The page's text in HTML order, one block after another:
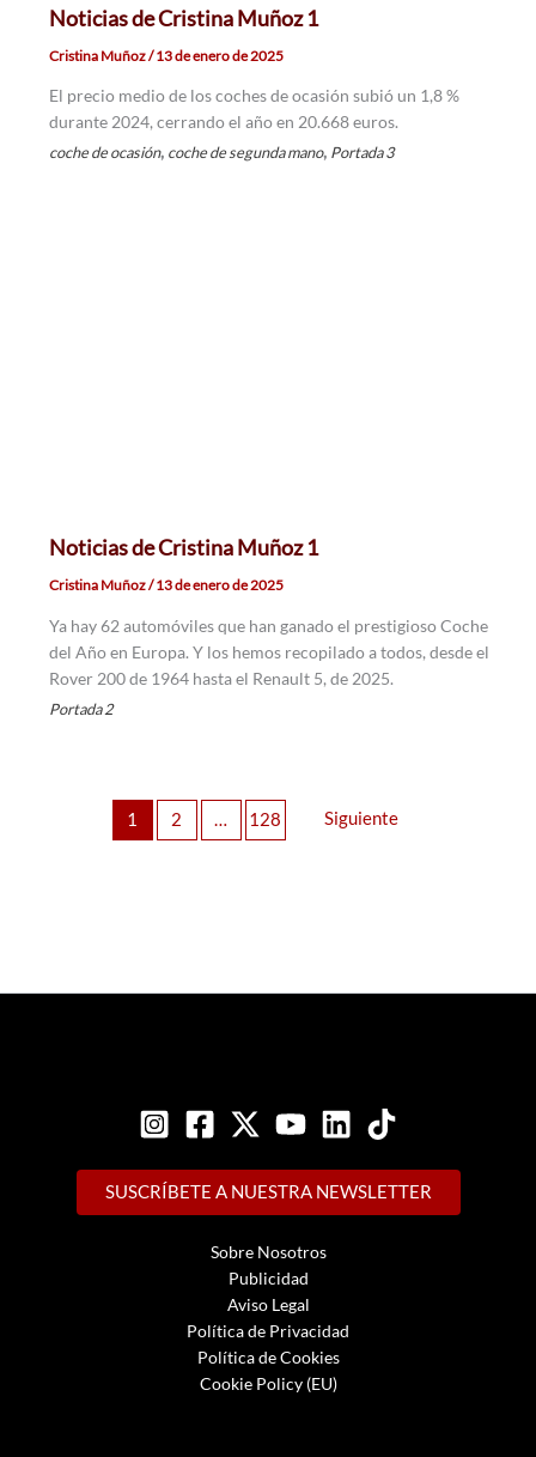
Noticias de Cristina Muñoz 1
Cristina Muñoz/13 de enero de 2025
El precio medio de los coches de ocasión subió un 1,8 %
durante 2024, cerrando el año en 20.668 euros.
coche de ocasión, coche de segunda mano, Portada 3
Noticias de Cristina Muñoz 1
Cristina Muñoz/13 de enero de 2025
Ya hay 62 automóviles que han ganado el prestigioso Coche
del Año en Europa. Y los hemos recopilado a todos, desde el
Rover 200 de 1964 hasta el Renault 5, de 2025.
Portada 2
1 2 … 128 Siguiente
SUSCRÍBETE A NUESTRA NEWSLETTER
Sobre Nosotros
Publicidad
Aviso Legal
Política de Privacidad
Política de Cookies
Cookie Policy (EU)